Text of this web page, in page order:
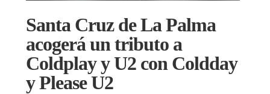
Santa Cruz de La Palma
acogerá un tributo a
Coldplay y U2 con Coldday
y Please U2